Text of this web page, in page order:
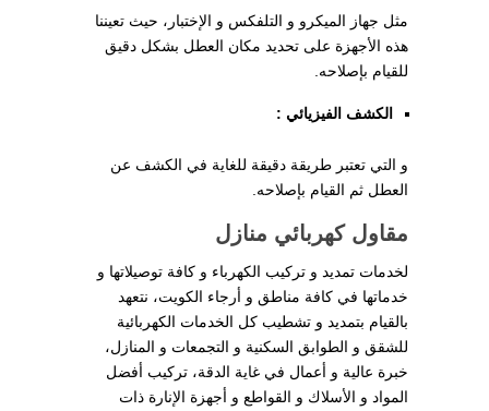
مثل جهاز الميكرو و التلفكس و الإختبار، حيث تعيننا
هذه الأجهزة على تحديد مكان العطل بشكل دقيق
للقيام بإصلاحه.
الكشف الفيزيائي :
و التي تعتبر طريقة دقيقة للغاية في الكشف عن
العطل ثم القيام بإصلاحه.
مقاول كهربائي منازل
لخدمات تمديد و تركيب الكهرباء و كافة توصيلاتها و
خدماتها في كافة مناطق و أرجاء الكويت، نتعهد
بالقيام بتمديد و تشطيب كل الخدمات الكهربائية
للشقق و الطوابق السكنية و التجمعات و المنازل،
خبرة عالية و أعمال في غاية الدقة، تركيب أفضل
المواد و الأسلاك و القواطع و أجهزة الإنارة ذات